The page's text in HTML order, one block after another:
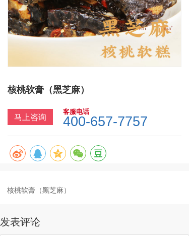
核桃软膏（黑芝麻）
马上咨询
客服电话
400-657-7757
核桃软膏（黑芝麻）
发表评论